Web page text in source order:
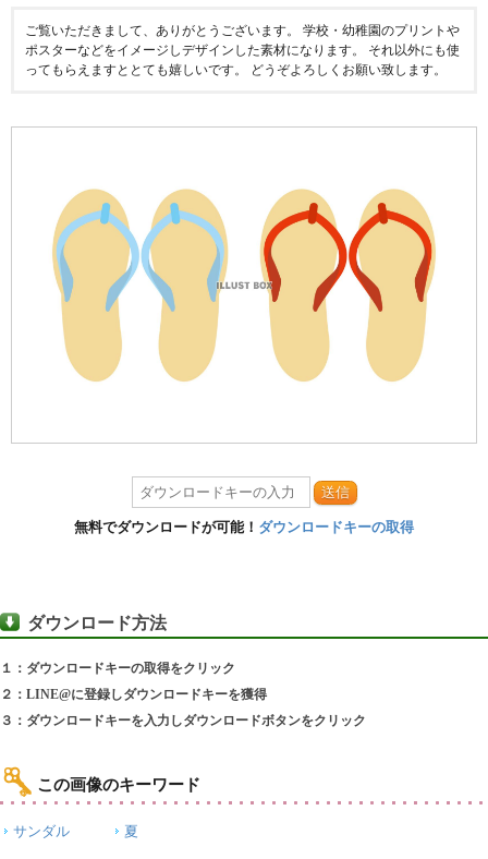
ご覧いただきまして、ありがとうございます。 学校・幼稚園のプリントや
ポスターなどをイメージしデザインした素材になります。 それ以外にも使
ってもらえますととても嬉しいです。 どうぞよろしくお願い致します。
送信
無料でダウンロードが可能！ ダウンロードキーの取得
ダウンロード方法
１：ダウンロードキーの取得をクリック
２：LINE@に登録しダウンロードキーを獲得
３：ダウンロードキーを入力しダウンロードボタンをクリック
この画像のキーワード
サンダル 夏